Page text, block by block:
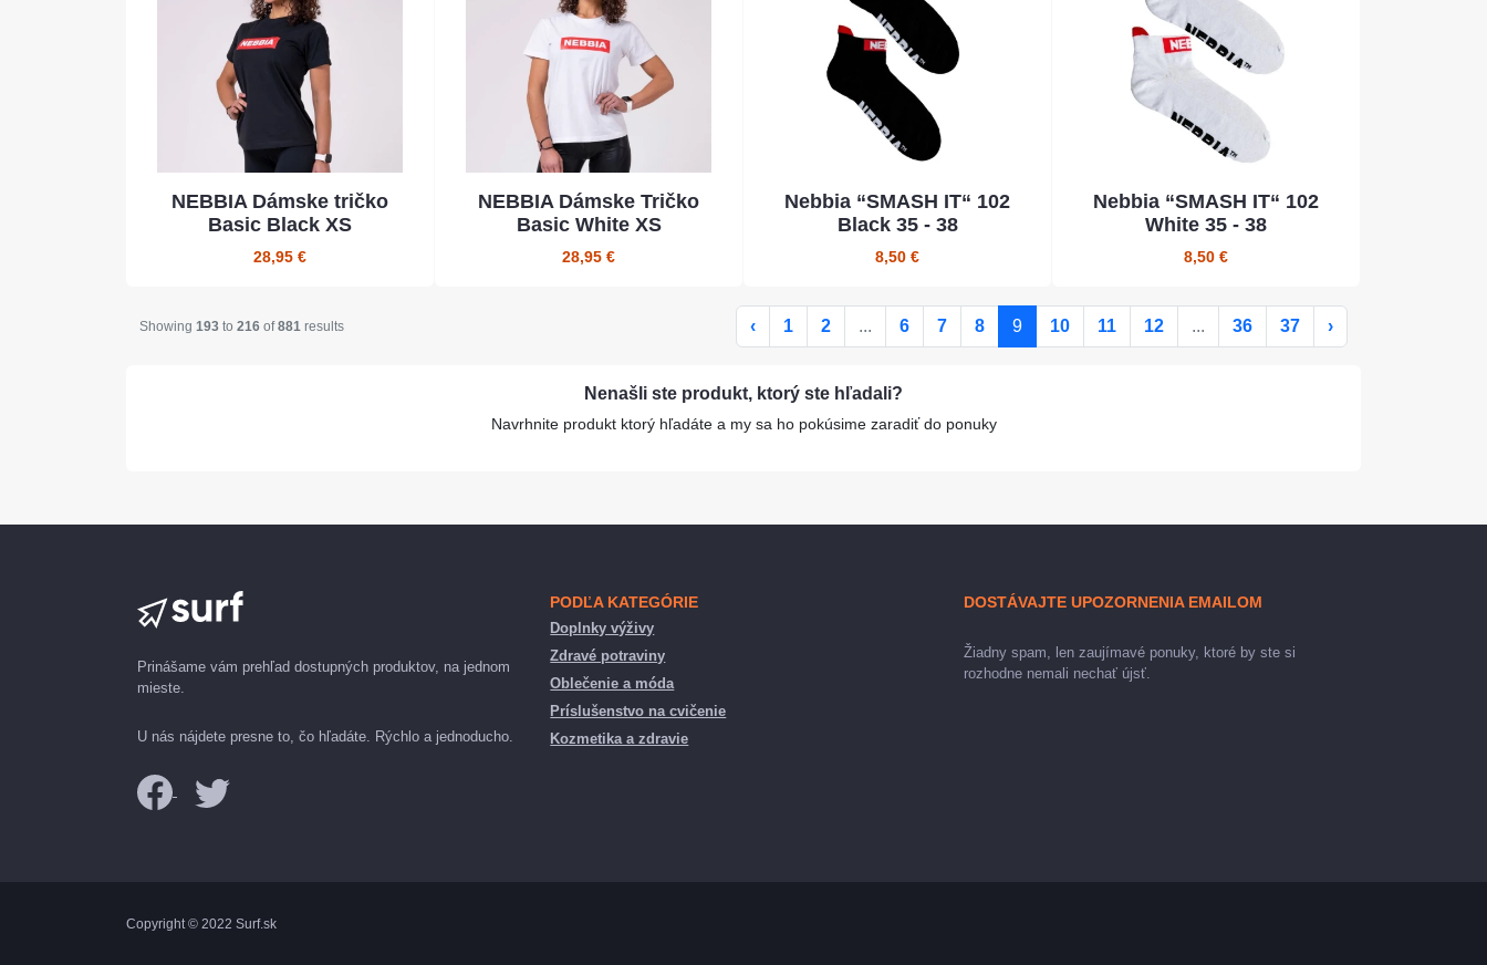
NEBBIA Dámske tričko
Basic Black XS
28,95 €
NEBBIA Dámske Tričko
Basic White XS
28,95 €
Nebbia “SMASH IT“ 102
Black 35 - 38
8,50 €
Nebbia “SMASH IT“ 102
White 35 - 38
8,50 €
Showing 193 to 216 of881 results ‹ 1 2 ... 6 7 8 9 10 11 12 ... 36 37 ›
Nenašli ste produkt, ktorý ste hľadali?
Navrhnite produkt ktorý hľadáte a my sa ho pokúsime zaradiť do ponuky
Prinášame vám prehľad dostupných produktov, na jednom
mieste.
U nás nájdete presne to, čo hľadáte. Rýchlo a jednoducho.
PODĽA KATEGÓRIE
Doplnky výživy
Zdravé potraviny
Oblečenie a móda
Príslušenstvo na cvičenie
Kozmetika a zdravie
DOSTÁVAJTE UPOZORNENIA EMAILOM
Žiadny spam, len zaujímavé ponuky, ktoré by ste si
rozhodne nemali nechať újsť.
Copyright © 2022 Surf.sk